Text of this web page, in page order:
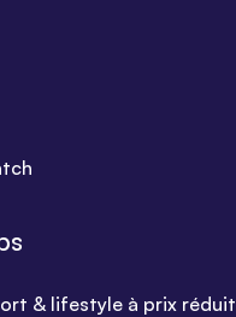
& lifestyle à prix réduit